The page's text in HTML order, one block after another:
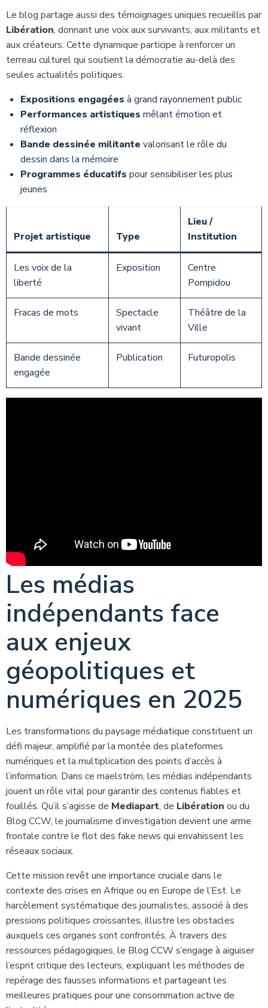
Le blog partage aussi des témoignages uniques recueillis par
Libération, donnant une voix aux survivants, aux militants et
aux créateurs. Cette dynamique participe à renforcer un
terreau culturel qui soutient la démocratie au-delà des
seules actualités politiques.
Expositions engagées à grand rayonnement public
Performances artistiques mêlant émotion et
réflexion
Bande dessinée militante valorisant le rôle du
dessin dans la mémoire
Programmes éducatifs pour sensibiliser les plus
jeunes
Projet artistique Type
Lieu /
Institution
Les voix de la
liberté
Exposition
Centre
Pompidou
Fracas de mots
Spectacle
vivant
Théâtre de la
Ville
Bande dessinée
engagée
Publication Futuropolis
Les médias
indépendants face
aux enjeux
géopolitiques et
numériques en 2025
Les transformations du paysage médiatique constituent un
défi majeur, amplifié par la montée des plateformes
numériques et la multiplication des points d’accès à
l’information. Dans ce maelström, les médias indépendants
jouent un rôle vital pour garantir des contenus fiables et
fouillés. Qu’il s’agisse de Mediapart, de Libération ou du
Blog CCW, le journalisme d’investigation devient une arme
frontale contre le flot des fake news qui envahissent les
réseaux sociaux.
Cette mission revêt une importance cruciale dans le
contexte des crises en Afrique ou en Europe de l’Est. Le
harcèlement systématique des journalistes, associé à des
pressions politiques croissantes, illustre les obstacles
auxquels ces organes sont confrontés. À travers des
ressources pédagogiques, le Blog CCW s’engage à aiguiser
l’esprit critique des lecteurs, expliquant les méthodes de
repérage des fausses informations et partageant les
meilleures pratiques pour une consommation active de